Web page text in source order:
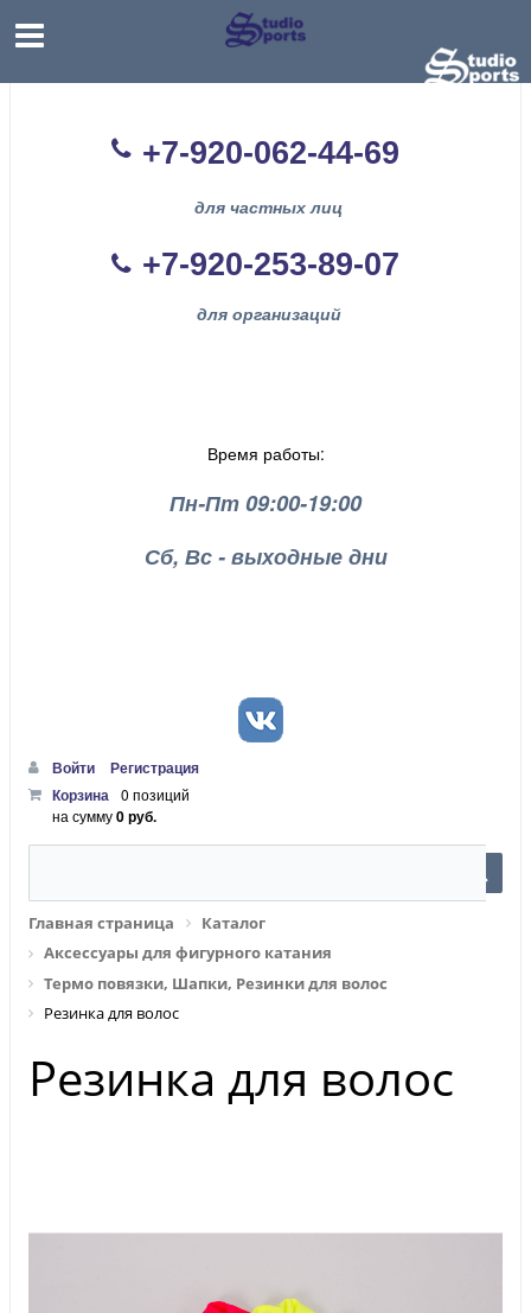
+7-920-062-44-69
для частных лиц
+7-920-253-89-07
для организаций
Время работы:
Пн-Пт 09:00-19:00
Сб, Вс - выходные дни
Войти
Регистрация
Корзина 0 позиций
на сумму0 руб.
Главная страница
Каталог
Аксессуары для фигурного катания
Термо повязки, Шапки, Резинки для волос
Резинка для волос
Резинка для волос